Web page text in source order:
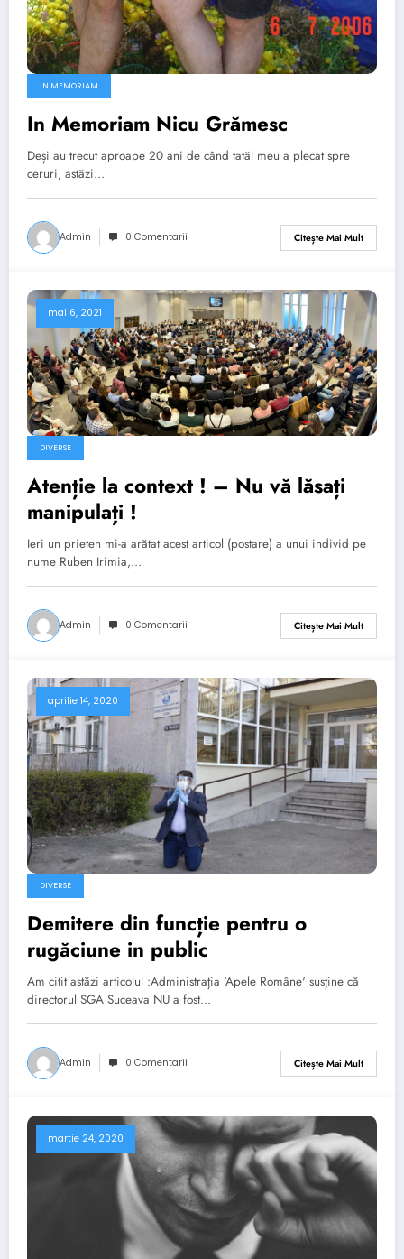
IN MEMORIAM
In Memoriam Nicu Grămesc
Deși au trecut aproape 20 ani de când tatăl meu a plecat spre
ceruri, astăzi…
Admin 0 Comentarii Citește Mai Mult
mai 6, 2021
DIVERSE
Atenție la context ! – Nu vă lăsați
manipulați !
Ieri un prieten mi-a arătat acest articol (postare) a unui individ pe
nume Ruben Irimia,…
Admin 0 Comentarii Citește Mai Mult
aprilie 14, 2020
DIVERSE
Demitere din funcție pentru o
rugăciune in public
Am citit astăzi articolul :Administrația 'Apele Române' susține că
directorul SGA Suceava NU a fost…
Admin 0 Comentarii Citește Mai Mult
martie 24, 2020